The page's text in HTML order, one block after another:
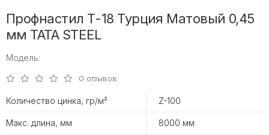
Профнастил Т-18 Турция Матовый 0,45
мм TATA STEEL
Модель:
0 отзывов
Количество цинка, гр/м² Z-100
Макс. длина, мм 8000 мм